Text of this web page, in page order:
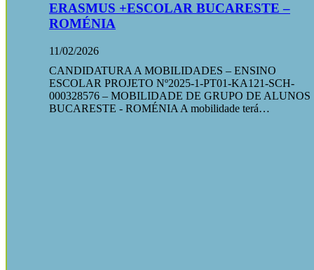
ERASMUS +ESCOLAR BUCARESTE –
ROMÉNIA
11/02/2026
CANDIDATURA A MOBILIDADES – ENSINO
ESCOLAR PROJETO Nº2025-1-PT01-KA121-SCH-
000328576 – MOBILIDADE DE GRUPO DE ALUNOS
BUCARESTE - ROMÉNIA A mobilidade terá…